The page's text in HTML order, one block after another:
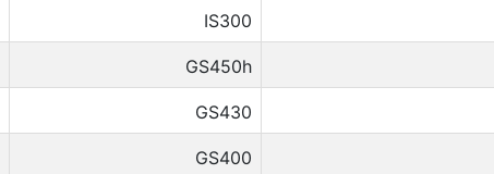
IS300
GS450h
GS430
GS400